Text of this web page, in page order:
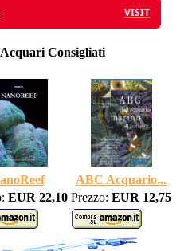
VISIT
Consigliati
ABC Acquario...
EUR 22,10 Prezzo: EUR 12,75